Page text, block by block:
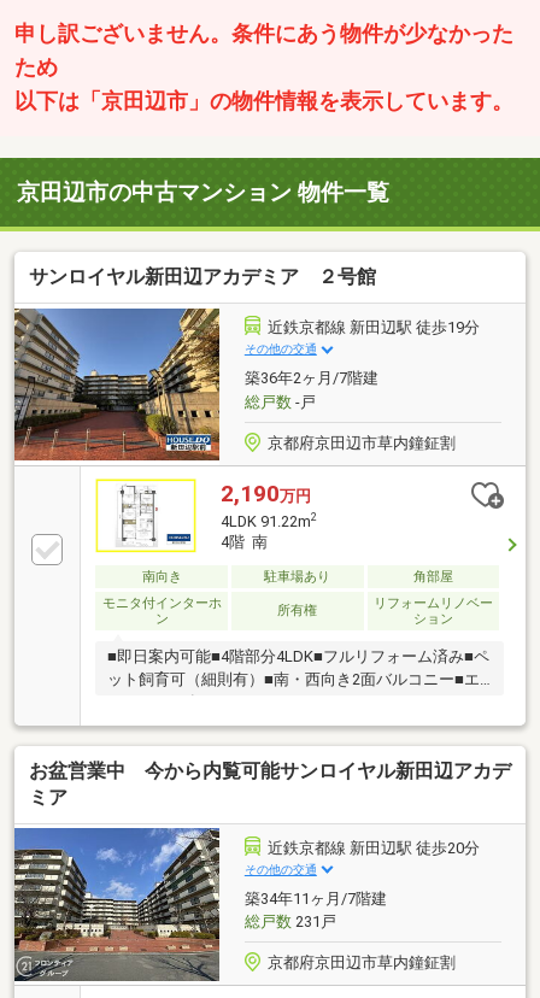
申し訳ございません。条件にあう物件が少なかった
ため
以下は「京田辺市」の物件情報を表示しています。
京田辺市の中古マンション 物件一覧
サンロイヤル新田辺アカデミア ２号館
近鉄京都線 新田辺駅 徒歩19分
その他の交通
築36年2ヶ月/7階建
総戸数-戸
京都府京田辺市草内鐘鉦割
2,190万円
4LDK 91.22m2
4階 南
南向き 駐車場あり
角部屋
モニタ付インターホ
ン
所有権
リフォームリノベー
ション
■即日案内可能■4階部分4LDK■フルリフォーム済み■ペ
ット飼育可（細則有）■南・西向き2面バルコニー■エ
お盆営業中 今から内覧可能サンロイヤル新田辺アカデ
ミア
近鉄京都線 新田辺駅 徒歩20分
その他の交通
築34年11ヶ月/7階建
総戸数231戸
京都府京田辺市草内鐘鉦割